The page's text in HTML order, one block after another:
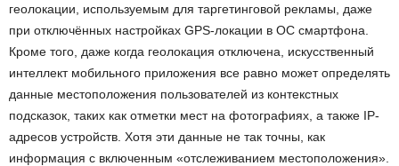
геолокации, используемым для таргетинговой рекламы, даже
при отключённых настройках GPS-локации в ОС смартфона.
Кроме того, даже когда геолокация отключена, искусственный
интеллект мобильного приложения все равно может определять
данные местоположения пользователей из контекстных
подсказок, таких как отметки мест на фотографиях, а также IP-
адресов устройств. Хотя эти данные не так точны, как
информация с включенным «отслеживанием местоположения».